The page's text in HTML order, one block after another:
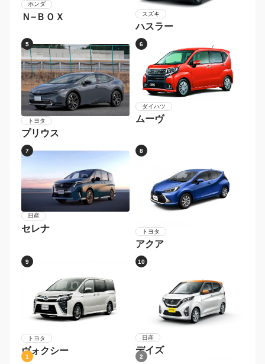
ホンダ
Ｎ−ＢＯＸ スズキ
ハスラー
5
トヨタ
プリウス
6
ダイハツ
ムーヴ
7
日産
セレナ
8
トヨタ
アクア
9
トヨタ
ヴォクシー
10
日産
デイズ
1 2